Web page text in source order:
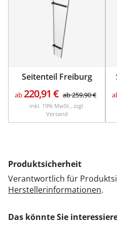
Seitenteil Freiburg
ab220,91 € ab259,90€
inkl. 19% MwSt., zzgl.
Versand
Produktsicherheit
Verantwortlich für
Herstellerinformationen.
Das könnte Sie